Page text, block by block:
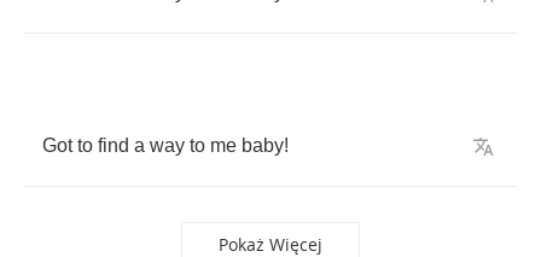
Got to find a way to me baby!
Pokaż Więcej